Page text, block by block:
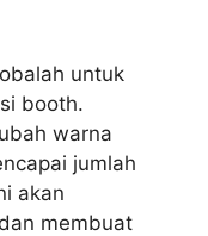
untuk
booth.
warna
jumlah
akan
membuat